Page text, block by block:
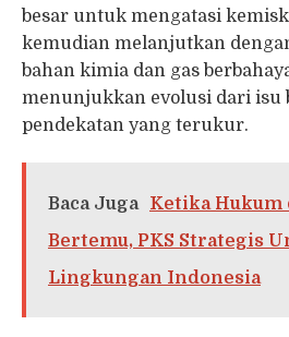
besar untuk mengatasi
kemudian melanjutkan
bahan kimia dan gas
menunjukkan evolusi dari isu
pendekatan yang terukur.
Baca Juga
Ketika Hukum
Bertemu, PKS Strategis
Lingkungan Indonesia